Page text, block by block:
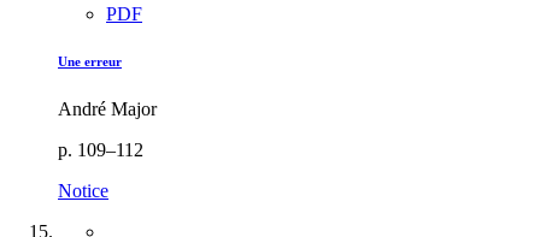
PDF
Une erreur
André Major
p. 109–112
Notice